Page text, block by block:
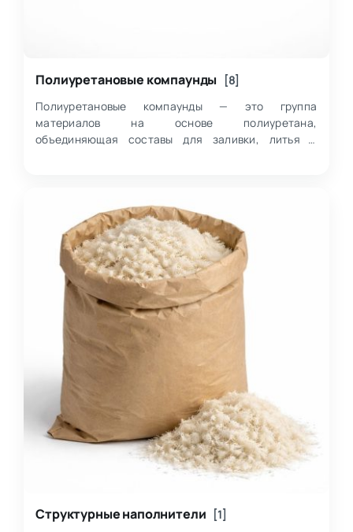
Полиуретановые компаунды
[8]
Полиуретановые компаунды — это группа
материалов на основе полиуретана,
объединяющая составы для заливки, литья и
Структурные наполнители
[1]